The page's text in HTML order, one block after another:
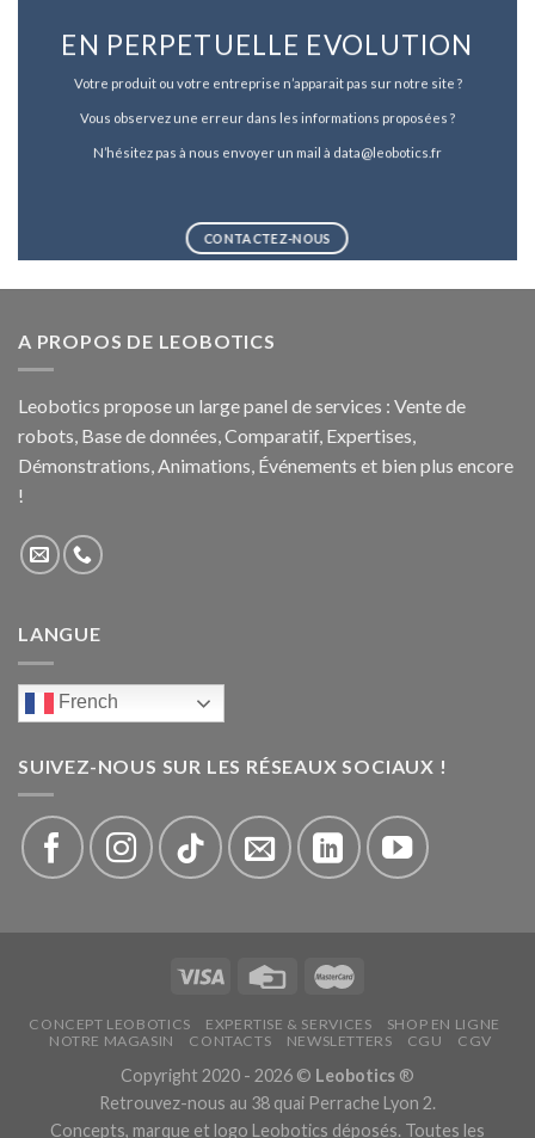
EN PERPETUELLE EVOLUTION
Votre produit ou votre entreprise n’apparait pas sur notre site ?
Vous observez une erreur dans les informations proposées ?
N’hésitez pas à nous envoyer un mail à data@leobotics.fr
CONTACTEZ-NOUS
A PROPOS DE LEOBOTICS
Leobotics propose un large panel de services : Vente de
robots, Base de données, Comparatif, Expertises,
Démonstrations, Animations, Événements et bien plus encore
!
LANGUE
French
SUIVEZ-NOUS SUR LES RÉSEAUX SOCIAUX !
CONCEPT LEOBOTICS EXPERTISE & SERVICES
SHOP EN LIGNE
NOTRE MAGASIN
CONTACTS NEWSLETTERS CGU CGV
Copyright 2020 - 2026 © Leobotics ®
Retrouvez-nous au 38 quai Perrache Lyon 2.
Concepts, marque et logo Leobotics déposés. Toutes les